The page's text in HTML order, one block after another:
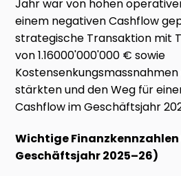
Jahr war von hohen
einem negativen Cashflow
strategische Transaktion mit
von 1.16000'000'000 € sowie
stärkten und den Weg für
Cashflow im Geschäftsjahr
Wichtige
Geschäftsjahr 2025–26)